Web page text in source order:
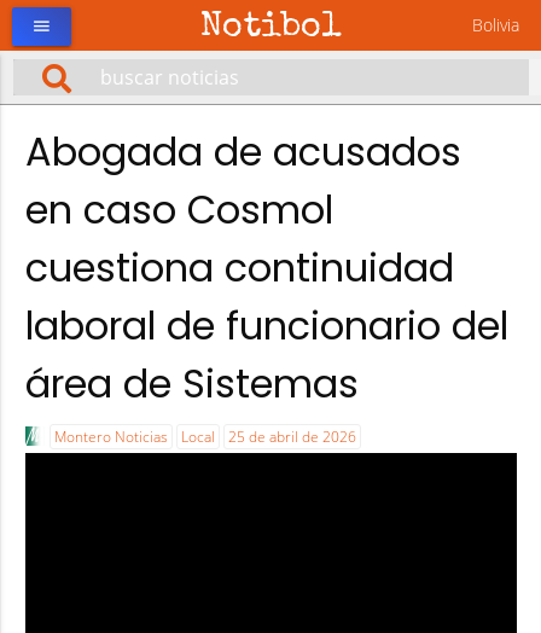
Notibol Bolivia
menu
Abogada de acusados
en caso Cosmol
cuestiona continuidad
laboral de funcionario del
área de Sistemas
Montero Noticias Local 25 de abril de 2026